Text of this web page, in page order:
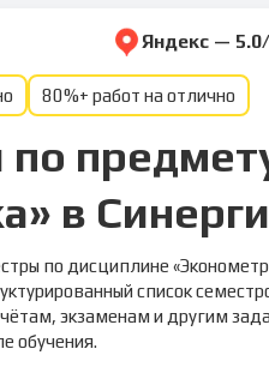
Яндекс —
80%+ работ на отлично
по
в
по дисциплине
список
экзаменам и другим
обучения.